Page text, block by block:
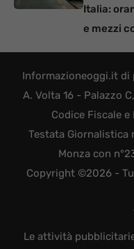
Italia:
e mezzi
Informazioneoggi.it di
A. Volta 16 - Palazzo
Codice Fiscale e
Testata Giornalistica
Monza con
Copyright ©2026 -
Le attività